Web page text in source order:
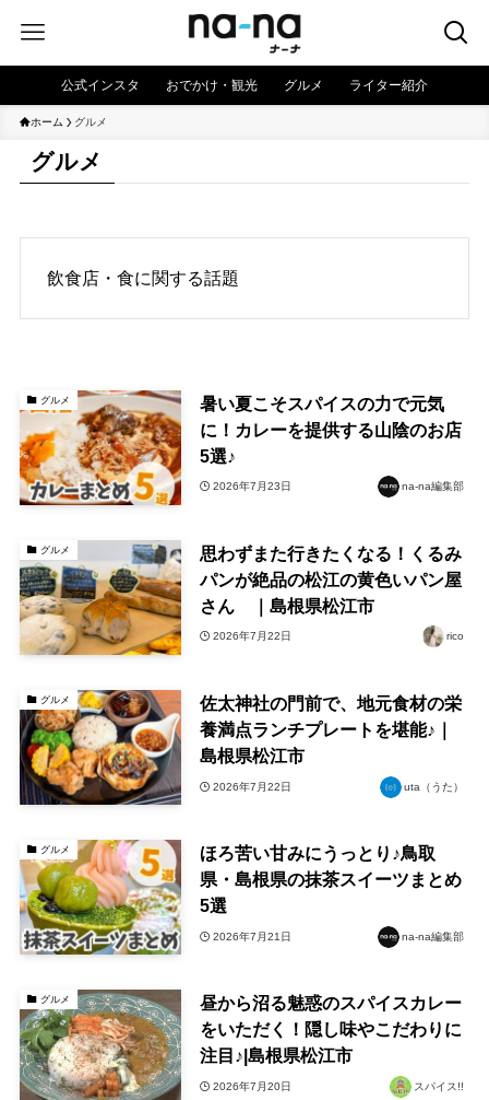
公式インスタ おでかけ・観光 グルメ ライター紹介
ホーム グルメ
グルメ
飲食店・食に関する話題
グルメ
暑い夏こそスパイスの力で元気
に！カレーを提供する山陰のお店
5選♪
2026年7月23日 na-na編集部
グルメ
思わずまた行きたくなる！くるみ
パンが絶品の松江の黄色いパン屋
さん ｜島根県松江市
2026年7月22日 rico
グルメ
佐太神社の門前で、地元食材の栄
養満点ランチプレートを堪能♪｜
島根県松江市
2026年7月22日 uta（うた）
グルメ
ほろ苦い甘みにうっとり♪鳥取
県・島根県の抹茶スイーツまとめ
5選
2026年7月21日 na-na編集部
グルメ
昼から沼る魅惑のスパイスカレー
をいただく！隠し味やこだわりに
注目♪|島根県松江市
2026年7月20日 スパイス!!